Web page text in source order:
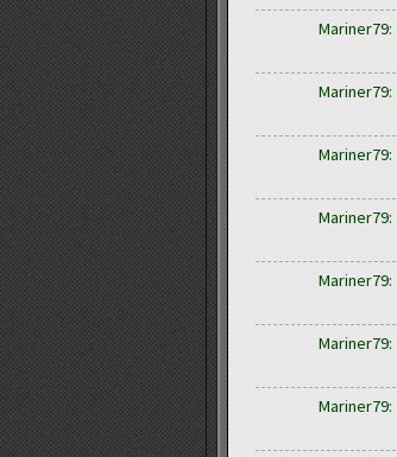
Mariner79:
Mariner79:
Mariner79:
Mariner79:
Mariner79:
Mariner79:
Mariner79: